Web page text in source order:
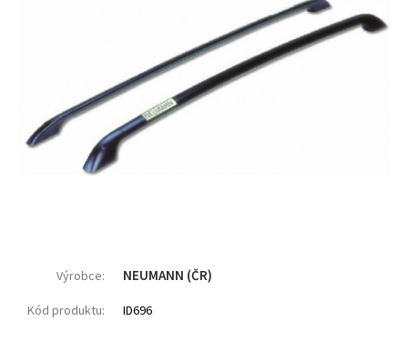
Výrobce: NEUMANN (ČR)
Kód produktu: ID696